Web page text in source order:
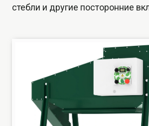
стебли и другие посторонние